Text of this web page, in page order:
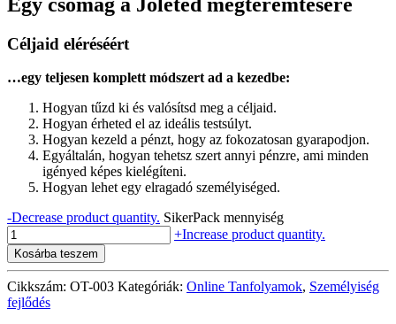
Céljaid eléréséért
…egy teljesen komplett módszert ad a kezedbe:
Hogyan tűzd ki és valósítsd meg a céljaid.
Hogyan érheted el az ideális testsúlyt.
Hogyan kezeld a pénzt, hogy az fokozatosan gyarapodjon.
Egyáltalán, hogyan tehetsz szert annyi pénzre, ami minden
igényed képes kielégíteni.
Hogyan lehet egy elragadó személyiséged.
-Decrease product quantity. SikerPack mennyiség
+Increase product quantity.
Kosárba teszem
Cikkszám: OT-003 Kategóriák: Online Tanfolyamok, Személyiség
fejlődés